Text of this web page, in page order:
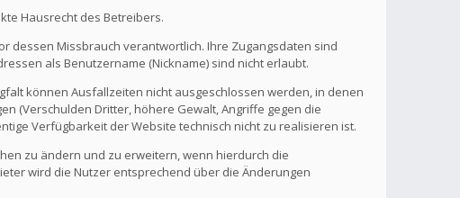
Hausrecht des Betreibers.
dessen Missbrauch verantwortlich. Ihre Zugangsdaten sind
als Benutzername (Nickname) sind nicht erlaubt.
können Ausfallzeiten nicht ausgeschlossen werden, in denen
(Verschulden Dritter, höhere Gewalt, Angriffe gegen die
Verfügbarkeit der Website technisch nicht zu realisieren ist.
zu ändern und zu erweitern, wenn hierdurch die
wird die Nutzer entsprechend über die Änderungen